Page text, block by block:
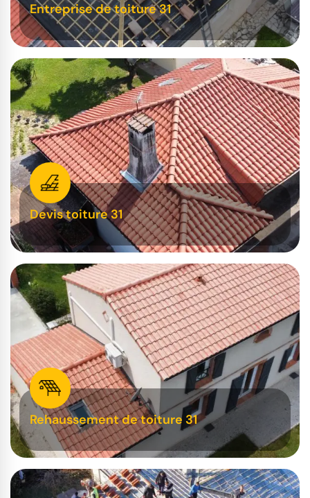
Entreprise de toiture 31
Devis toiture 31
Rehaussement de toiture 31